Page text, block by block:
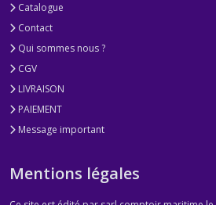
Catalogue
Contact
Qui sommes nous ?
CGV
LIVRAISON
PAIEMENT
Message important
Mentions légales